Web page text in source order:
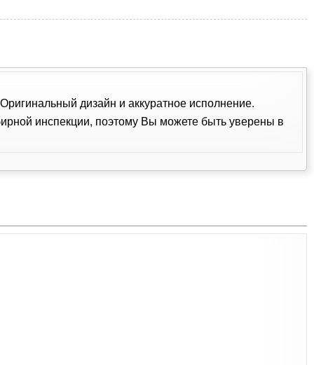
дизайн и аккуратное исполнение.
инспекции, поэтому Вы можете быть уверены в